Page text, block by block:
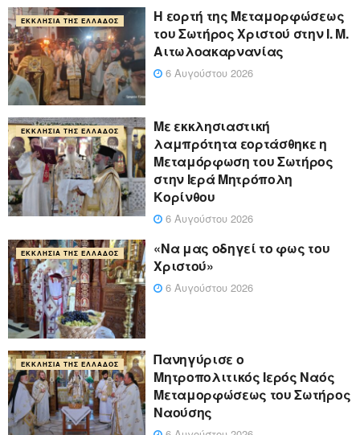
ΕΚΚΛΗΣΊΑ ΤΗΣ ΕΛΛΆΔΟΣ
Η εορτή της Μεταμορφώσεως
του Σωτήρος Χριστού στην Ι. Μ.
Αιτωλοακαρνανίας
6 Αυγούστου 2026
ΕΚΚΛΗΣΊΑ ΤΗΣ ΕΛΛΆΔΟΣ
Με εκκλησιαστική
λαμπρότητα εορτάσθηκε η
Μεταμόρφωση του Σωτήρος
στην Ιερά Μητρόπολη
Κορίνθου
6 Αυγούστου 2026
ΕΚΚΛΗΣΊΑ ΤΗΣ ΕΛΛΆΔΟΣ
«Να μας οδηγεί το φως του
Χριστού»
6 Αυγούστου 2026
ΕΚΚΛΗΣΊΑ ΤΗΣ ΕΛΛΆΔΟΣ
Πανηγύρισε ο
Μητροπολιτικός Ιερός Ναός
Μεταμορφώσεως του Σωτήρος
Ναούσης